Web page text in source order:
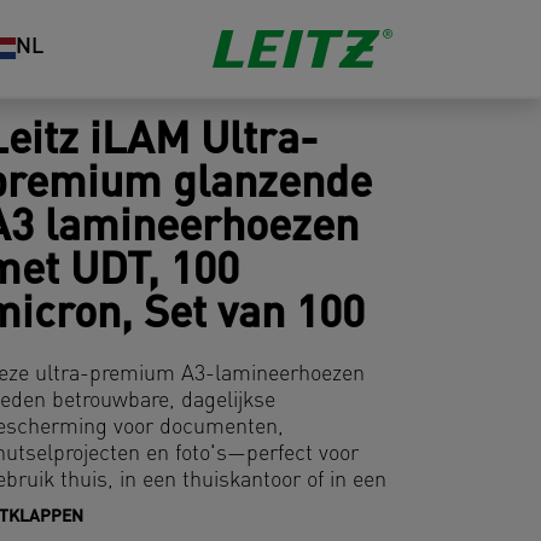
NL
iLAM Ultra-
glanzende
lamineerhoezen
UDT, 100
Set van 100
ultra-premium A3-lamineerhoezen
betrouwbare, dagelijkse
voor documenten,
en foto's—perfect voor
thuis, in een thuiskantoor of in een
omgeving.